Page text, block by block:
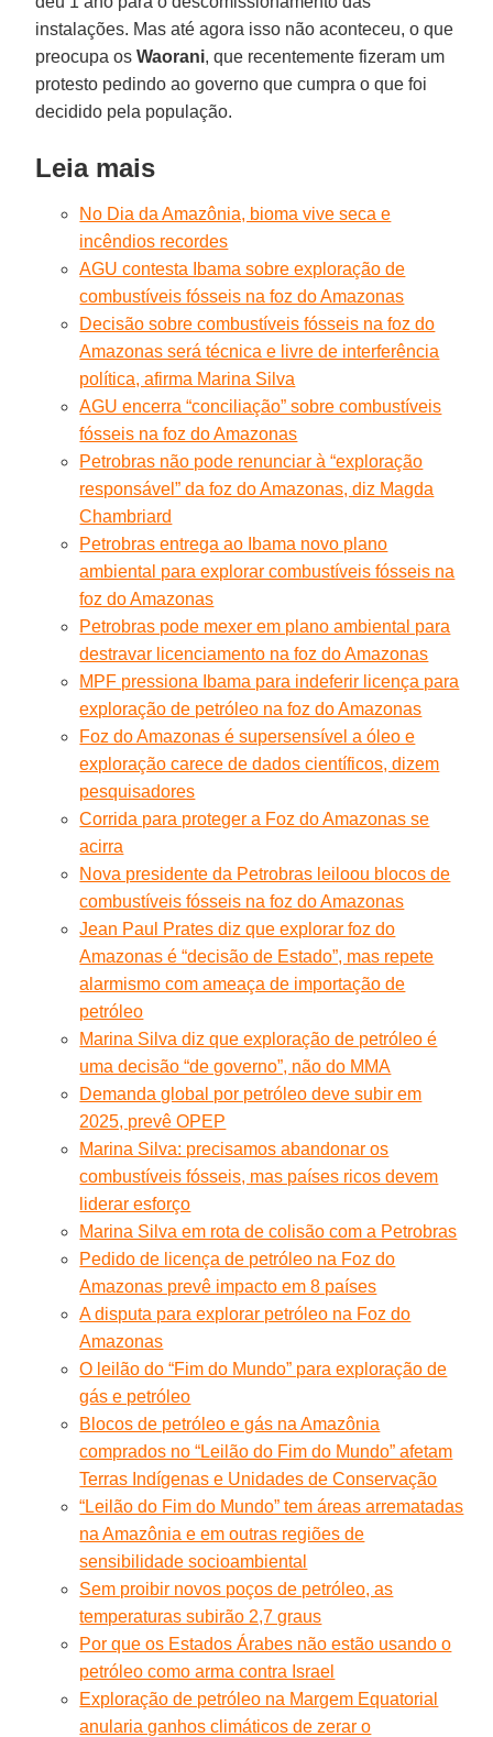
instalações. Mas até agora isso não aconteceu, o que
preocupa osWaorani, que recentemente fizeram um
protesto pedindo ao governo que cumpra o que foi
decidido pela população.
Leia mais
No Dia da Amazônia, bioma vive seca e
incêndios recordes
AGU contesta Ibama sobre exploração de
combustíveis fósseis na foz do Amazonas
Decisão sobre combustíveis fósseis na foz do
Amazonas será técnica e livre de interferência
política, afirma Marina Silva
AGU encerra “conciliação” sobre combustíveis
fósseis na foz do Amazonas
Petrobras não pode renunciar à “exploração
responsável” da foz do Amazonas, diz Magda
Chambriard
Petrobras entrega ao Ibama novo plano
ambiental para explorar combustíveis fósseis na
foz do Amazonas
Petrobras pode mexer em plano ambiental para
destravar licenciamento na foz do Amazonas
MPF pressiona Ibama para indeferir licença para
exploração de petróleo na foz do Amazonas
Foz do Amazonas é supersensível a óleo e
exploração carece de dados científicos, dizem
pesquisadores
Corrida para proteger a Foz do Amazonas se
acirra
Nova presidente da Petrobras leiloou blocos de
combustíveis fósseis na foz do Amazonas
Jean Paul Prates diz que explorar foz do
Amazonas é “decisão de Estado”, mas repete
alarmismo com ameaça de importação de
petróleo
Marina Silva diz que exploração de petróleo é
uma decisão “de governo”, não do MMA
Demanda global por petróleo deve subir em
2025, prevê OPEP
Marina Silva: precisamos abandonar os
combustíveis fósseis, mas países ricos devem
liderar esforço
Marina Silva em rota de colisão com a Petrobras
Pedido de licença de petróleo na Foz do
Amazonas prevê impacto em 8 países
A disputa para explorar petróleo na Foz do
Amazonas
O leilão do “Fim do Mundo” para exploração de
gás e petróleo
Blocos de petróleo e gás na Amazônia
comprados no “Leilão do Fim do Mundo” afetam
Terras Indígenas e Unidades de Conservação
“Leilão do Fim do Mundo” tem áreas arrematadas
na Amazônia e em outras regiões de
sensibilidade socioambiental
Sem proibir novos poços de petróleo, as
temperaturas subirão 2,7 graus
Por que os Estados Árabes não estão usando o
petróleo como arma contra Israel
Exploração de petróleo na Margem Equatorial
anularia ganhos climáticos de zerar o